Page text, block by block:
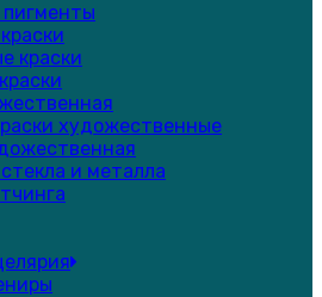
краски
художественные
и металла